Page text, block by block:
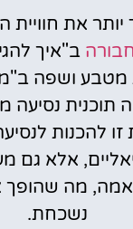
את חוויית
ב"איך
מטבע ושפה
נסיעה
זו להכנות
אלא גם
מה שהופך
נשכחת.